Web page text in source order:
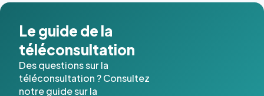
Le guide de la
téléconsultation
Des questions sur la
téléconsultation ? Consultez
notre guide sur la